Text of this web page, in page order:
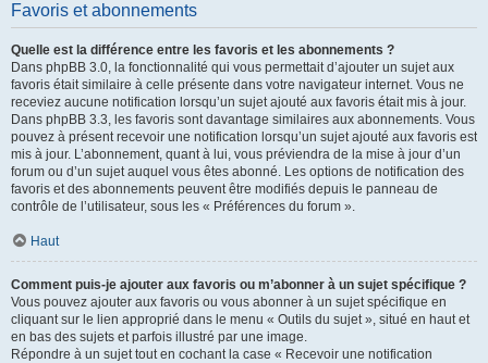
Favoris et abonnements
Quelle est la différence entre les favoris et les abonnements ?
Dans phpBB 3.0, la fonctionnalité qui vous permettait d’ajouter un sujet aux
favoris était similaire à celle présente dans votre navigateur internet. Vous ne
receviez aucune notification lorsqu’un sujet ajouté aux favoris était mis à jour.
Dans phpBB 3.3, les favoris sont davantage similaires aux abonnements. Vous
pouvez à présent recevoir une notification lorsqu’un sujet ajouté aux favoris est
mis à jour. L’abonnement, quant à lui, vous préviendra de la mise à jour d’un
forum ou d’un sujet auquel vous êtes abonné. Les options de notification des
favoris et des abonnements peuvent être modifiés depuis le panneau de
contrôle de l’utilisateur, sous les « Préférences du forum ».
Haut
Comment puis-je ajouter aux favoris ou m’abonner à un sujet spécifique ?
Vous pouvez ajouter aux favoris ou vous abonner à un sujet spécifique en
cliquant sur le lien approprié dans le menu « Outils du sujet », situé en haut et
en bas des sujets et parfois illustré par une image.
Répondre à un sujet tout en cochant la case « Recevoir une notification